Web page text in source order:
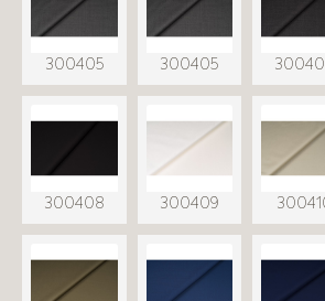
300405 300405
300408 300409